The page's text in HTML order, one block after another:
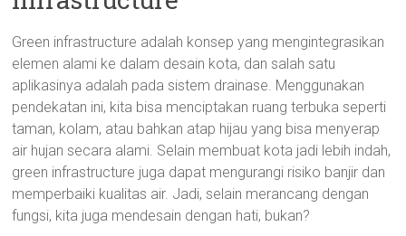
Green infrastructure adalah konsep yang mengintegrasikan
elemen alami ke dalam desain kota, dan salah satu
aplikasinya adalah pada sistem drainase. Menggunakan
pendekatan ini, kita bisa menciptakan ruang terbuka seperti
taman, kolam, atau bahkan atap hijau yang bisa menyerap
air hujan secara alami. Selain membuat kota jadi lebih indah,
green infrastructure juga dapat mengurangi risiko banjir dan
memperbaiki kualitas air. Jadi, selain merancang dengan
fungsi, kita juga mendesain dengan hati, bukan?